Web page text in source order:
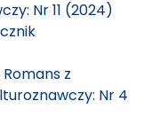
Nr 11 (2024)
z
Nr 4